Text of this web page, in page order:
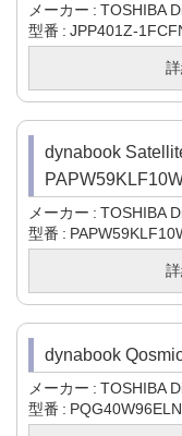
メーカー TOSHIBA
型番
JPP401Z-
dynabook
メーカー TOSHIBA
型番
dynabook
メーカー TOSHIBA
型番